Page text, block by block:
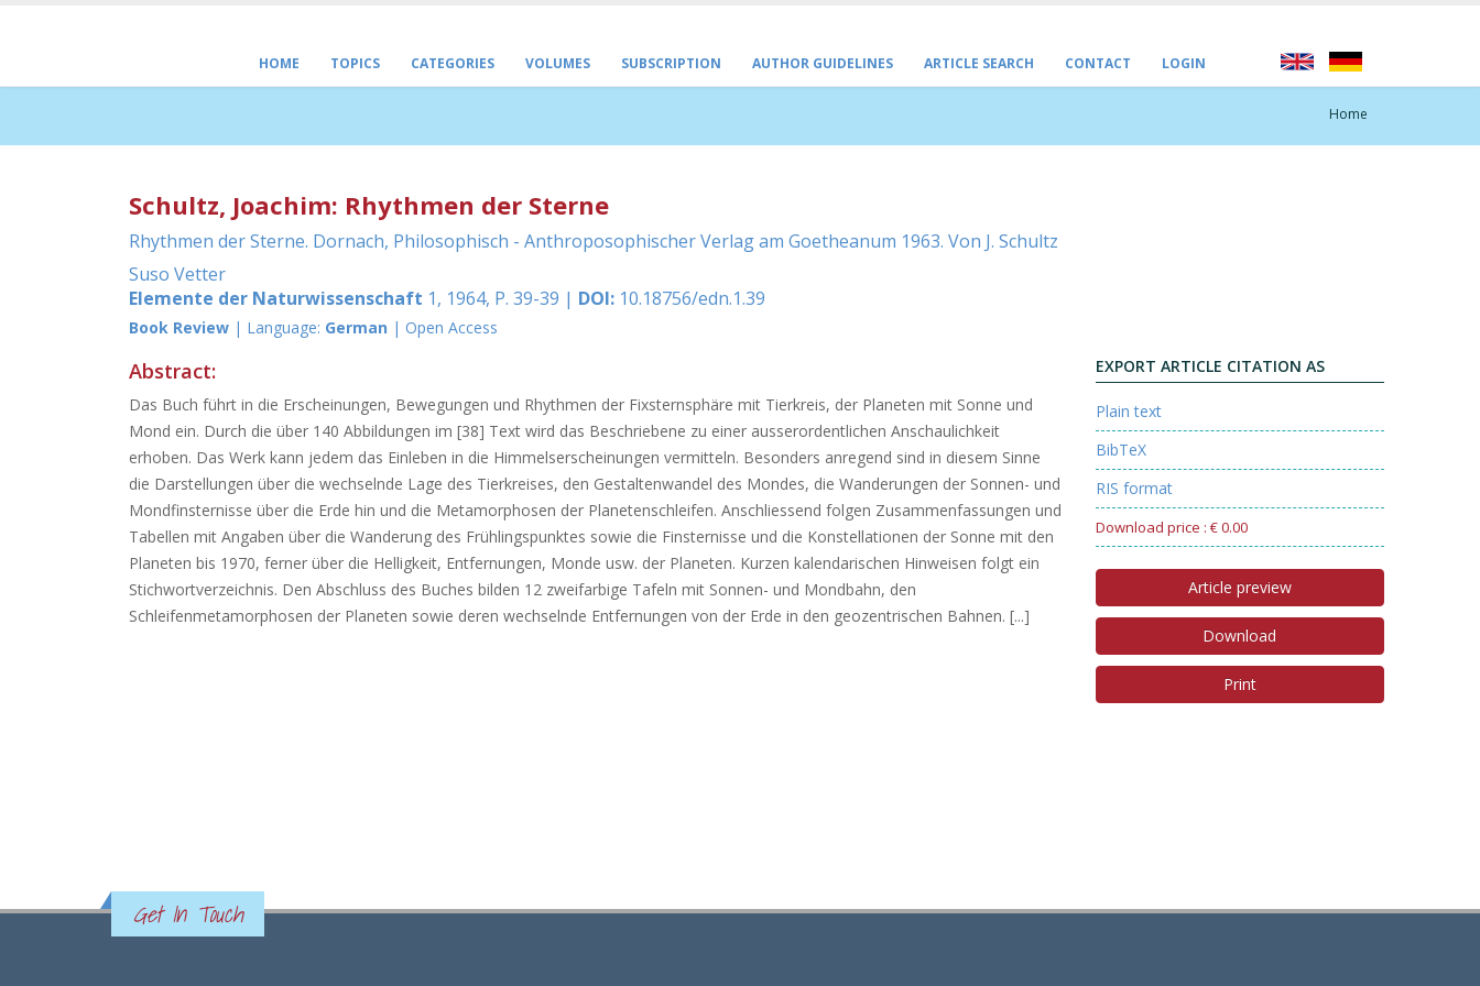
HOME TOPICS CATEGORIES VOLUMES SUBSCRIPTION AUTHOR GUIDELINES ARTICLE SEARCH CONTACT LOGIN
Home
Schultz, Joachim: Rhythmen der Sterne
Rhythmen der Sterne. Dornach, Philosophisch - Anthroposophischer Verlag am Goetheanum 1963. Von J. Schultz
Suso Vetter
Elemente der Naturwissenschaft 1, 1964, P. 39-39 | DOI: 10.18756/edn.1.39
Book Review | Language: German | Open Access
EXPORT ARTICLE CITATION AS
Plain text
BibTeX
RIS format
Download price : € 0.00
Article preview
Download
Print
Abstract:
Das Buch führt in die Erscheinungen, Bewegungen und Rhythmen der Fixsternsphäre mit Tierkreis, der Planeten mit Sonne und
Mond ein. Durch die über 140 Abbildungen im [38] Text wird das Beschriebene zu einer ausserordentlichen Anschaulichkeit
erhoben. Das Werk kann jedem das Einleben in die Himmelserscheinungen vermitteln. Besonders anregend sind in diesem Sinne
die Darstellungen über die wechselnde Lage des Tierkreises, den Gestaltenwandel des Mondes, die Wanderungen der Sonnen- und
Mondfinsternisse über die Erde hin und die Metamorphosen der Planetenschleifen. Anschliessend folgen Zusammenfassungen und
Tabellen mit Angaben über die Wanderung des Frühlingspunktes sowie die Finsternisse und die Konstellationen der Sonne mit den
Planeten bis 1970, ferner über die Helligkeit, Entfernungen, Monde usw. der Planeten. Kurzen kalendarischen Hinweisen folgt ein
Stichwortverzeichnis. Den Abschluss des Buches bilden 12 zweifarbige Tafeln mit Sonnen- und Mondbahn, den
Schleifenmetamorphosen der Planeten sowie deren wechselnde Entfernungen von der Erde in den geozentrischen Bahnen. [...]
Get In Touch